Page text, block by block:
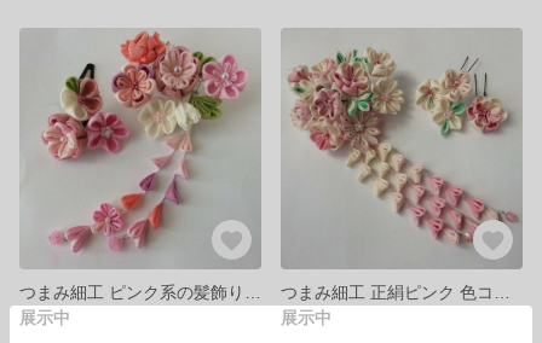
展示中
展示中